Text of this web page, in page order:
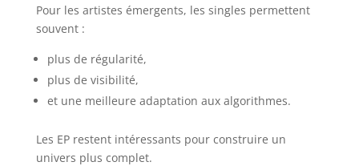
Pour les artistes émergents, les singles permettent
souvent :
plus de régularité,
plus de visibilité,
et une meilleure adaptation aux algorithmes.
Les EP restent intéressants pour construire un
univers plus complet.